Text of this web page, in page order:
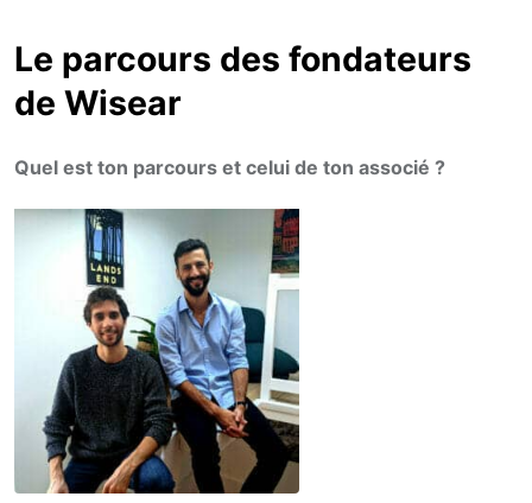
Le parcours des fondateurs
de Wisear
Quel est ton parcours et celui de ton associé ?